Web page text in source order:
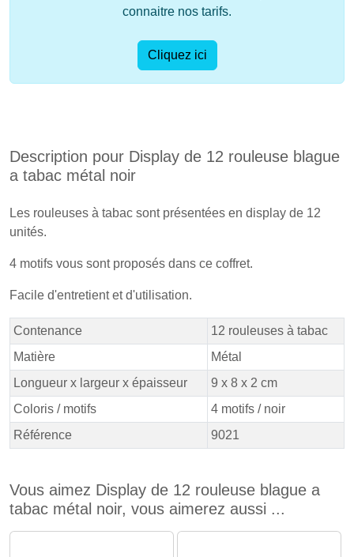
connaitre nos tarifs.
Cliquez ici
Description pour Display de 12 rouleuse blague
a tabac métal noir
Les rouleuses à tabac sont présentées en display de 12
unités.
4 motifs vous sont proposés dans ce coffret.
Facile d'entretient et d'utilisation.
Contenance
12 rouleuses à tabac
Matière
Métal
Longueur x largeur x épaisseur
9 x 8 x 2 cm
Coloris / motifs
4 motifs / noir
Référence
9021
Vous aimez Display de 12 rouleuse blague a
tabac métal noir, vous aimerez aussi ...